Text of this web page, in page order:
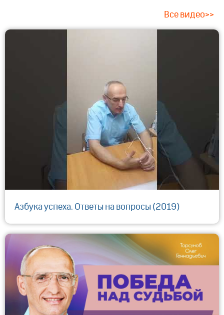
Все видео>>
Азбука успеха. Ответы на вопросы (2019)